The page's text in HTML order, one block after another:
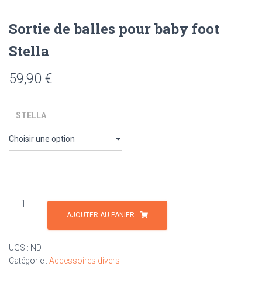
Sortie de balles pour baby foot
Stella
59,90 €
STELLA
quantité
de
balles
pour
AJOUTER AU PANIER
UGS : ND
Catégorie : Accessoires divers